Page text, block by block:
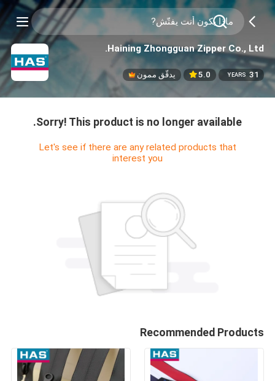
Haining Zhongguan Zipper Co., Ltd.
31
YEARS
5.0 يدقّق ممون
Sorry! This product is no longer available.
Let's see if there are any related products that
interest you
Recommended Products